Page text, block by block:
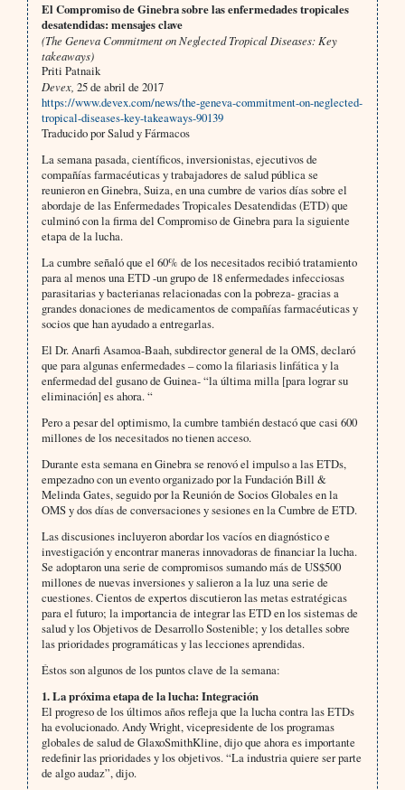
El Compromiso de Ginebra sobre las enfermedades tropicales
desatendidas: mensajes clave
(The Geneva Commitment on Neglected Tropical Diseases: Key
takeaways)
Priti Patnaik
Devex, 25 de abril de 2017
https://www.devex.com/news/the-geneva-commitment-on-neglected-
tropical-diseases-key-takeaways-90139
Traducido por Salud y Fármacos
La semana pasada, científicos, inversionistas, ejecutivos de
compañías farmacéuticas y trabajadores de salud pública se
reunieron en Ginebra, Suiza, en una cumbre de varios días sobre el
abordaje de las Enfermedades Tropicales Desatendidas (ETD) que
culminó con la firma del Compromiso de Ginebra para la siguiente
etapa de la lucha.
La cumbre señaló que el 60% de los necesitados recibió tratamiento
para al menos una ETD -un grupo de 18 enfermedades infecciosas
parasitarias y bacterianas relacionadas con la pobreza- gracias a
grandes donaciones de medicamentos de compañías farmacéuticas y
socios que han ayudado a entregarlas.
El Dr. Anarfi Asamoa-Baah, subdirector general de la OMS, declaró
que para algunas enfermedades – como la filariasis linfática y la
enfermedad del gusano de Guinea- “la última milla [para lograr su
eliminación] es ahora. “
Pero a pesar del optimismo, la cumbre también destacó que casi 600
millones de los necesitados no tienen acceso.
Durante esta semana en Ginebra se renovó el impulso a las ETDs,
empezadno con un evento organizado por la Fundación Bill &
Melinda Gates, seguido por la Reunión de Socios Globales en la
OMS y dos días de conversaciones y sesiones en la Cumbre de ETD.
Las discusiones incluyeron abordar los vacíos en diagnóstico e
investigación y encontrar maneras innovadoras de financiar la lucha.
Se adoptaron una serie de compromisos sumando más de US$500
millones de nuevas inversiones y salieron a la luz una serie de
cuestiones. Cientos de expertos discutieron las metas estratégicas
para el futuro; la importancia de integrar las ETD en los sistemas de
salud y los Objetivos de Desarrollo Sostenible; y los detalles sobre
las prioridades programáticas y las lecciones aprendidas.
Éstos son algunos de los puntos clave de la semana:
1. La próxima etapa de la lucha: Integración
El progreso de los últimos años refleja que la lucha contra las ETDs
ha evolucionado. Andy Wright, vicepresidente de los programas
globales de salud de GlaxoSmithKline, dijo que ahora es importante
redefinir las prioridades y los objetivos. “La industria quiere ser parte
de algo audaz”, dijo.